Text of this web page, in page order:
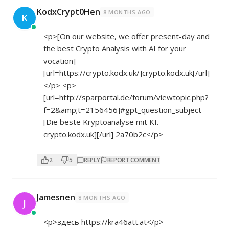
K KodxCrypt0Hen 8 MONTHS AGO
<p>[On our website, we offer present-day and
the best Crypto Analysis with AI for your
vocation]
[url=https://crypto.kodx.uk/]crypto.kodx.uk[/url]
</p> <p>
[url=http://sparportal.de/forum/viewtopic.php?
f=2&amp;t=2156456]#gpt_question_subject
[Die beste Kryptoanalyse mit KI.
crypto.kodx.uk][/url] 2a70b2c</p>
2 5 REPLY REPORT COMMENT
J Jamesnen 8 MONTHS AGO
<p>здесь https://kra46att.at</p>